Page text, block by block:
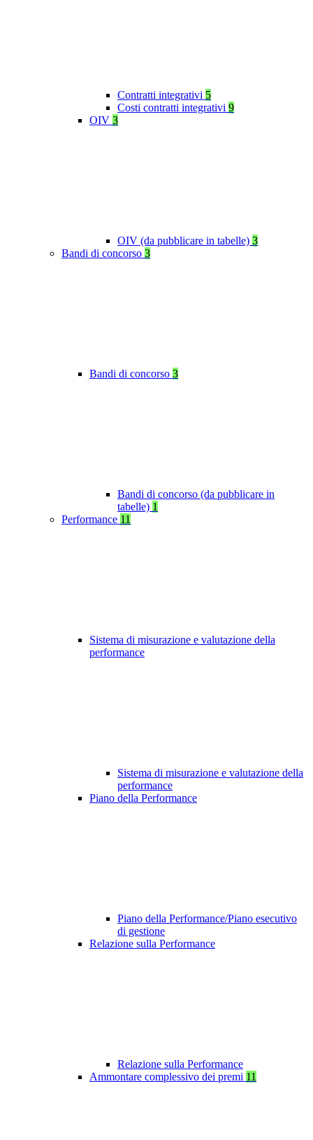
Contratti integrativi 5
Costi contratti integrativi 9
OIV 3
OIV (da pubblicare in tabelle) 3
Bandi di concorso 3
Bandi di concorso 3
Bandi di concorso (da pubblicare in
tabelle) 1
Performance 11
Sistema di misurazione e valutazione della
performance
Sistema di misurazione e valutazione della
performance
Piano della Performance
Piano della Performance/Piano esecutivo
di gestione
Relazione sulla Performance
Relazione sulla Performance
Ammontare complessivo dei premi 11